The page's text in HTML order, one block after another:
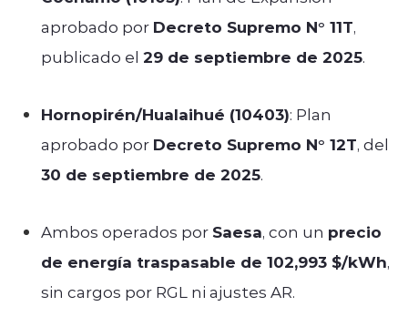
aprobado por Decreto Supremo N° 11T,
publicado el 29 de septiembre de 2025.
Hornopirén/Hualaihué (10403): Plan
aprobado por Decreto Supremo N° 12T, del
30 de septiembre de 2025.
Ambos operados por Saesa, con un precio
de energía traspasable de 102,993 $/kWh,
sin cargos por RGL ni ajustes AR.